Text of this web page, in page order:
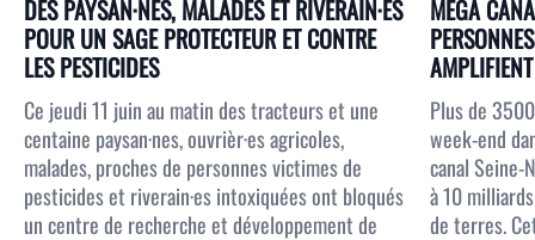
DES PAYSAN·NES, MALADES ET RIVERAIN·ES
POUR UN SAGE PROTECTEUR ET CONTRE
LES PESTICIDES
Ce jeudi 11 juin au matin des tracteurs et une
centaine paysan·nes, ouvrièr·es agricoles,
malades, proches de personnes victimes de
pesticides et riverain·es intoxiquées ont bloqués
un centre de recherche et développement de
MÉGA
Plus de
week-end
canal Seine-
à 10
de terres.